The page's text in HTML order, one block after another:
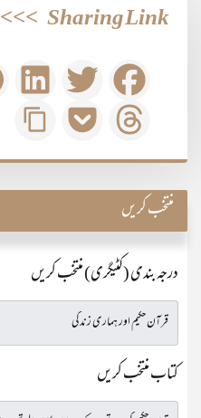
Sharing Link
>>>
منتخب کریں
درجہ بندی (کٹیگری) منتخب کریں
کتاب منتخب کریں